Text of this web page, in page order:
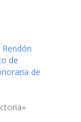
de
de